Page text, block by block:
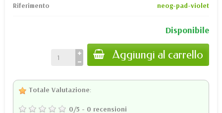
Riferimento neog-pad-violet
Disponibile
Aggiungi al carrello
Totale Valutazione:
0/5 - 0 recensioni